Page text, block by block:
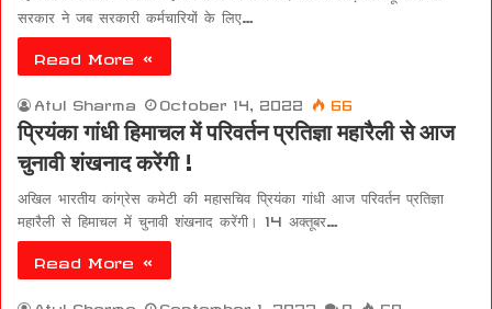
सरकार ने जब सरकारी कर्मचारियों के लिए…
Read More »
Atul Sharma October 14, 2022 66
प्रियंका गांधी हिमाचल में परिवर्तन प्रतिज्ञा महारैली से आज
चुनावी शंखनाद करेंगी !
अखिल भारतीय कांग्रेस कमेटी की महासचिव प्रियंका गांधी आज परिवर्तन प्रतिज्ञा
महारैली से हिमाचल में चुनावी शंखनाद करेंगी। 14 अक्तूबर…
Read More »
Atul Sharma September 1, 2022 0 50